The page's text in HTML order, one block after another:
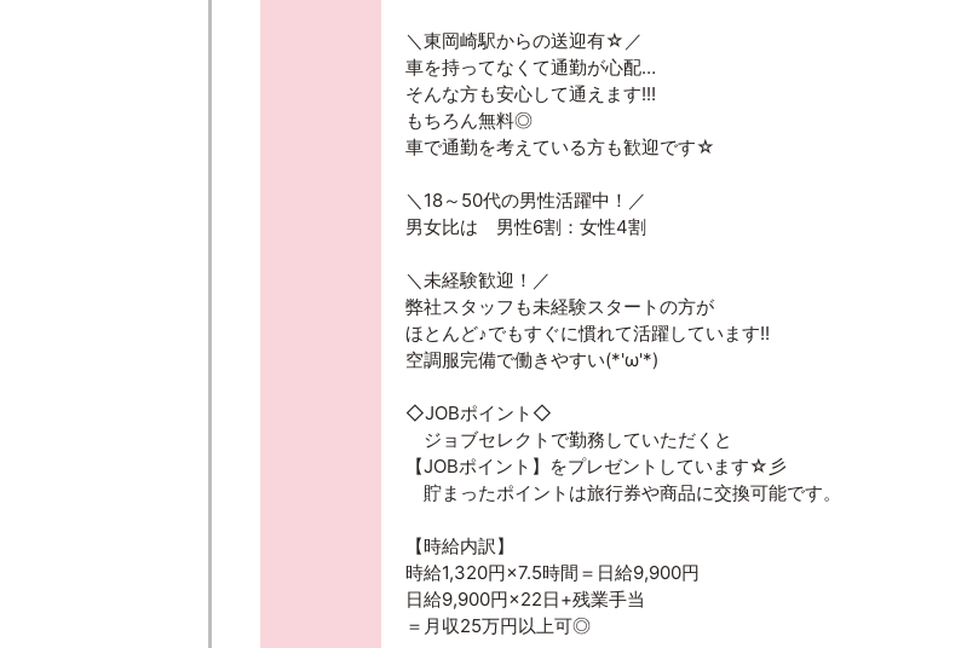
＼東岡崎駅からの送迎有☆／
車を持ってなくて通勤が心配…
そんな方も安心して通えます!!!
もちろん無料◎
車で通勤を考えている方も歓迎です☆
＼18～50代の男性活躍中！／
男女比は 男性6割：女性4割
＼未経験歓迎！／
弊社スタッフも未経験スタートの方が
ほとんど♪でもすぐに慣れて活躍しています!!
空調服完備で働きやすい(*'ω'*)
◇JOBポイント◇
ジョブセレクトで勤務していただくと
【JOBポイント】をプレゼントしています☆彡
貯まったポイントは旅行券や商品に交換可能です。
【時給内訳】
時給1,320円×7.5時間＝日給9,900円
日給9,900円×22日+残業手当
＝月収25万円以上可◎